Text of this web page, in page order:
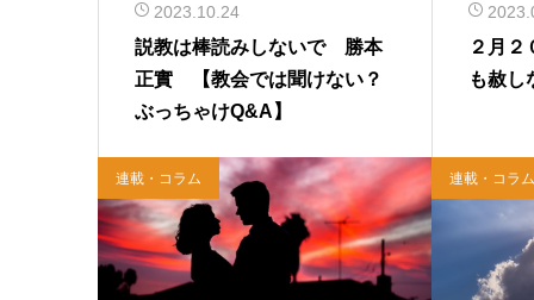
2023.10.24
説教は棒読みしないで 勝本
正實 【教会では聞けない？
ぶっちゃけQ&A】
２月２
も赦し
連載・コラム 連載・コラム